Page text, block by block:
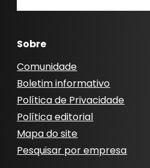
Sobre
Comunidade
Boletim informativo
Política de Privacidade
Política editorial
Mapa do site
Pesquisar por empresa